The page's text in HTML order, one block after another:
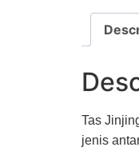
Tas
jenis